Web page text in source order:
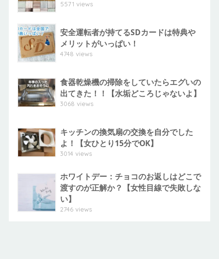
5571 views
安全運転者が持てるSDカードは特典や
メリットがいっぱい！
4748 views
食器乾燥機の掃除をしていたらエグいの
出てきた！！【水垢どころじゃないよ】
3068 views
キッチンの換気扇の交換を自分でした
よ！【女ひとり15分でOK】
3014 views
ホワイトデー：チョコのお返しはどこで
渡すのが正解か？【女性目線で失敗しな
い】
2746 views